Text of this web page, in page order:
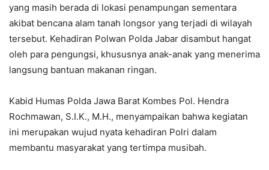
yang masih berada di lokasi penampungan sementara
akibat bencana alam tanah longsor yang terjadi di wilayah
tersebut. Kehadiran Polwan Polda Jabar disambut hangat
oleh para pengungsi, khususnya anak-anak yang menerima
langsung bantuan makanan ringan.
Kabid Humas Polda Jawa Barat Kombes Pol. Hendra
Rochmawan, S.I.K., M.H., menyampaikan bahwa kegiatan
ini merupakan wujud nyata kehadiran Polri dalam
membantu masyarakat yang tertimpa musibah.